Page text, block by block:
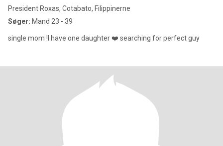
President Roxas, Cotabato, Filippinerne
Søger: Mand 23 - 39
single mom !I have one daughter ❤️ searching for perfect guy